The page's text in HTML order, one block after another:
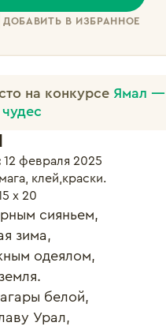
ДОБАВИТЬ В ИЗБРАННОЕ
на конкурсе Ямал —
12 февраля 2025
клей,краски.
х 20
сияньем,
зима,
одеялом,
белой,
Урал,